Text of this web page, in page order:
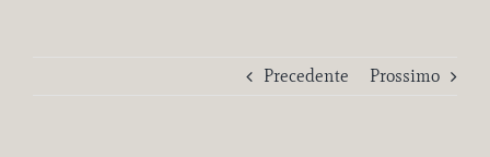
Precedente Prossimo